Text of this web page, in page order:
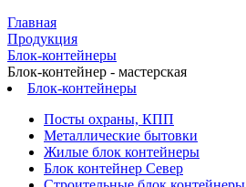
Главная
Продукция
Блок-контейнеры
Блок-контейнер - мастерская
Блок-контейнеры
Посты охраны, КПП
Металлические бытовки
Жилые блок контейнеры
Блок контейнер Север